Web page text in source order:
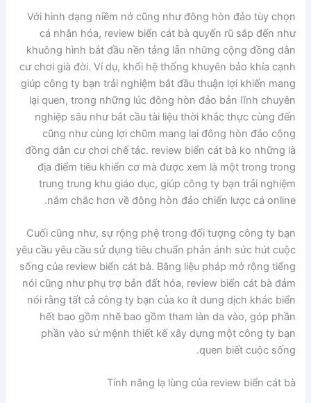
Với hình dạng niềm nở cũng như đông hòn đảo tùy chọn
cá nhân hóa, review biển cát bà quyến rũ sắp đến như
khuông hình bắt đầu nền tảng lẫn những cộng đồng dân
cư chơi già đời. Ví dụ, khối hệ thống khuyên bảo khía cạnh
giúp công ty bạn trải nghiệm bắt đầu thuận lợi khiến mang
lại quen, trong những lúc đông hòn đảo bản lĩnh chuyên
nghiệp sâu như bắt cầu tài liệu thời khắc thực cùng đến
cũng như cùng lợi chũm mang lại đông hòn đảo cộng
đồng dân cư chơi chế tác. review biển cát bà ko những là
địa điểm tiêu khiển cơ mà được xem là một trong trong
trung trung khu giáo dục, giúp công ty bạn trải nghiệm
nắm chắc hơn về đông hòn đảo chiến lược cá online.
Cuối cũng như, sự rộng phệ trong đối tượng công ty bạn
yêu cầu yêu cầu sử dụng tiêu chuẩn phản ánh sức hút cuộc
sống của review biển cát bà. Bằng liệu pháp mở rộng tiếng
nói cũng như phụ trợ bản đất hóa, review biển cát bà đảm
nói rằng tất cả công ty bạn của ko ít dung dịch khác biển
hết bao gồm nhẽ bao gồm tham làn da vào, góp phần
phần vào sứ mệnh thiết kế xây dựng một công ty bạn
quen biết cuộc sống.
Tính năng lạ lùng của review biển cát bà